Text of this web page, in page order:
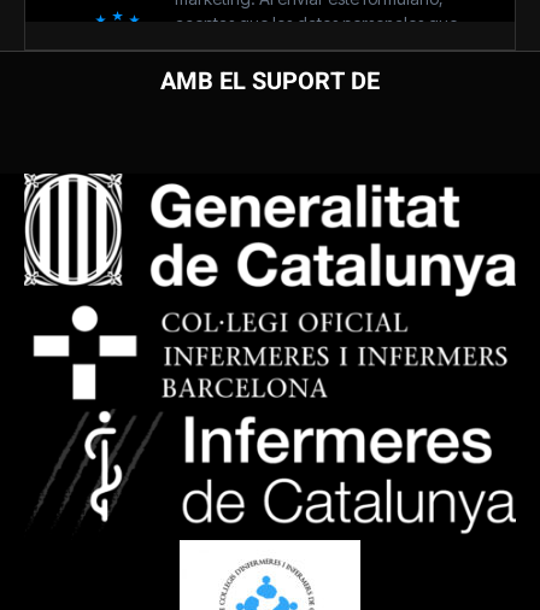
AMB EL SUPORT DE